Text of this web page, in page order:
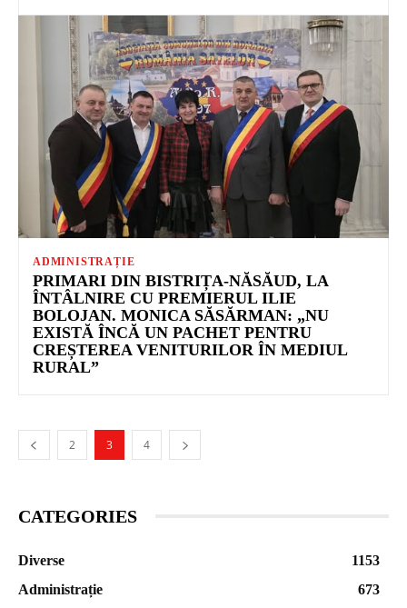
ADMINISTRAȚIE
PRIMARI DIN BISTRIȚA-NĂSĂUD, LA
ÎNTÂLNIRE CU PREMIERUL ILIE
BOLOJAN. MONICA SĂSĂRMAN: „NU
EXISTĂ ÎNCĂ UN PACHET PENTRU
CREȘTEREA VENITURILOR ÎN MEDIUL
RURAL”
2 3 4
CATEGORIES
Diverse
1153
Administrație
673